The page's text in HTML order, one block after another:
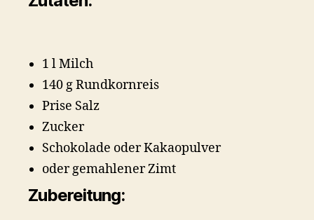
1 l Milch
140 g Rundkornreis
Prise Salz
Zucker
Schokolade oder Kakaopulver
oder gemahlener Zimt
Zubereitung: